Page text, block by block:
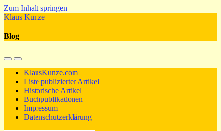
Zum Inhalt springen
Klaus Kunze
Blog
Mobil-
Menü
umschalten
Suchfeld
umschalten
KlausKunze.com
Liste publizierter Artikel
Historische Artikel
Buchpublikationen
Impressum
Datenschutzerklärung